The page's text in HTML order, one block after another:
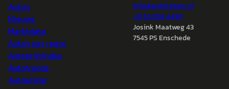
Auto's
Nieuws
Marktdata
Auto's per regio
Autoprijsindex
Autotrends
Autowijzer
info@autokopen.nl
+31 53 208 4490
Josink Maatweg 43
7545 PS Enschede